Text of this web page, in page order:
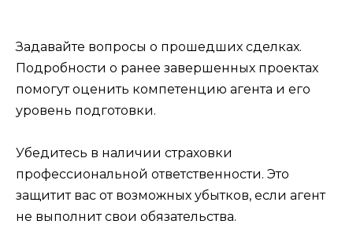
Задавайте вопросы о прошедших сделках.
Подробности о ранее завершенных проектах
помогут оценить компетенцию агента и его
уровень подготовки.
Убедитесь в наличии страховки
профессиональной ответственности. Это
защитит вас от возможных убытков, если агент
не выполнит свои обязательства.